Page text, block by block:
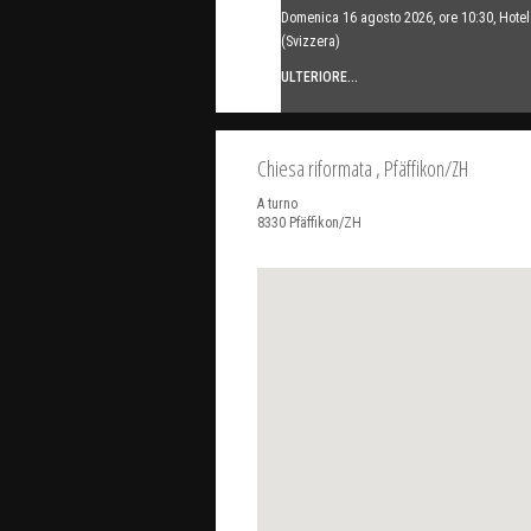
Domenica 16 agosto 2026, ore 10:30,
(Svizzera)
ULTERIORE...
Chiesa riformata , Pfäffikon/ZH
A turno
8330 Pfäffikon/ZH